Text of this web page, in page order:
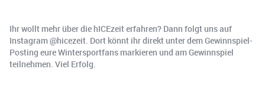
Ihr wollt mehr über die hICEzeit erfahren? Dann folgt uns auf
Instagram @hicezeit. Dort könnt ihr direkt unter dem Gewinnspiel-
Posting eure Wintersportfans markieren und am Gewinnspiel
teilnehmen. Viel Erfolg.